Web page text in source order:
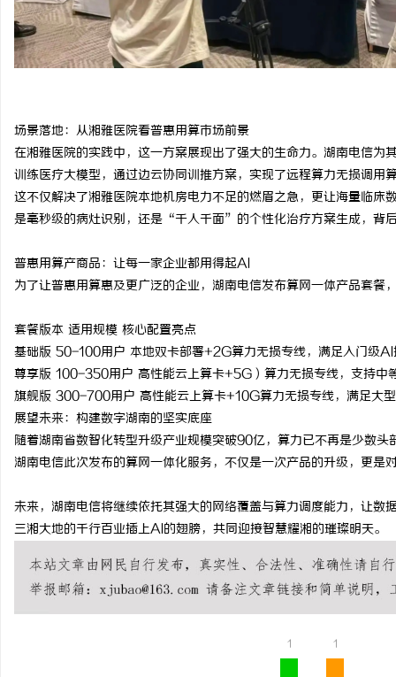
场景落地：从湘雅医院看普惠用算市场前景
在湘雅医院的实践中，这一方案展现出了强大的生命力。湖南电信为
训练医疗大模型，通过边云协同训推方案，实现了远程算力无损调用
这不仅解决了湘雅医院本地机房电力不足的燃眉之急，更让海量临
是毫秒级的病灶识别，还是“千人千面”的个性化治疗方案生成，背
普惠用算产商品：让每一家企业都用得起AI
为了让普惠用算惠及更广泛的企业，湖南电信发布算网一体产品套餐
套餐版本 适用规模 核心配置亮点
基础版 50-100用户 本地双卡部署+2G算力无损专线，满足入门级AI
尊享版 100-350用户 高性能云上算卡+5G ）算力无损专线，支持中
旗舰版 300-700用户 高性能云上算卡+10G算力无损专线，满足大
展望未来：构建数字湖南的坚实底座
随着湖南省数智化转型升级产业规模突破90亿，算力已不再是少数头
湖南电信此次发布的算网一体化服务，不仅是一次产品的升级，更
未来，湖南电信将继续依托其强大的网络覆盖与算力调度能力，让
三湘大地的千行百业插上AI的翅膀，共同迎接智慧耀湘的璀璨明天。
1 1